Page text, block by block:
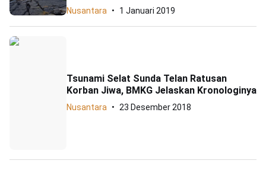
Nusantara 1 Januari 2019
Tsunami Selat Sunda Telan Ratusan
Korban Jiwa, BMKG Jelaskan Kronologinya
Nusantara 23 Desember 2018